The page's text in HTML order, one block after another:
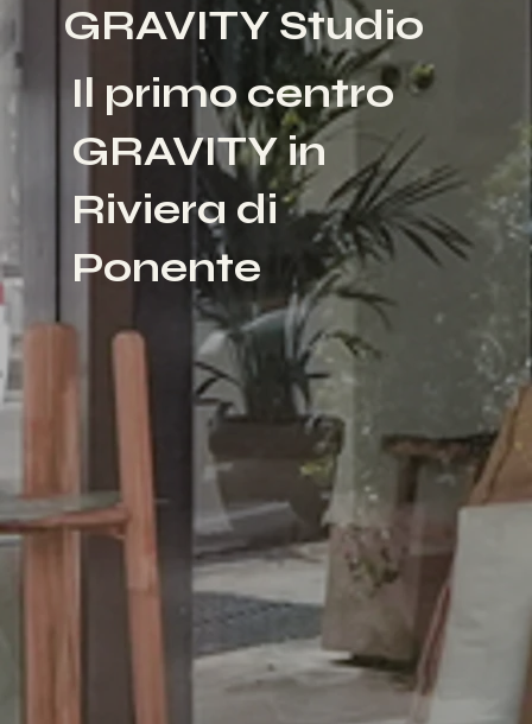
GRAVITY Studio
Il primo centro
GRAVITY in
Riviera di
Ponente